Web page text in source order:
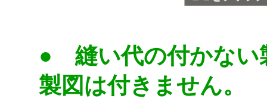
● 縫い代の付かな
製図は付きません。